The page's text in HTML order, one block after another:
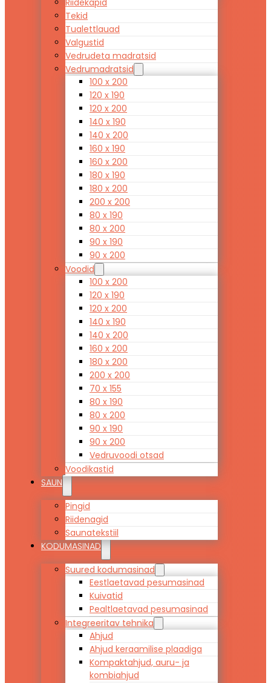
Riidekapid
Tekid
Tualettlauad
Valgustid
Vedrudeta madratsid
Vedrumadratsid
100 x 200
120 x 190
120 x 200
140 x 190
140 x 200
160 x 190
160 x 200
180 x 190
180 x 200
200 x 200
80 x 190
80 x 200
90 x 190
90 x 200
Voodid
100 x 200
120 x 190
120 x 200
140 x 190
140 x 200
160 x 200
180 x 200
200 x 200
70 x 155
80 x 190
80 x 200
90 x 190
90 x 200
Vedruvoodi otsad
Voodikastid
SAUN
Pingid
Riidenagid
Saunatekstiil
KODUMASINAD
Suured kodumasinad
Eestlaetavad pesumasinad
Kuivatid
Pealtlaetavad pesumasinad
Integreeritav tehnika
Ahjud
Ahjud keraamilise plaadiga
Kompaktahjud, auru- ja
kombiahjud